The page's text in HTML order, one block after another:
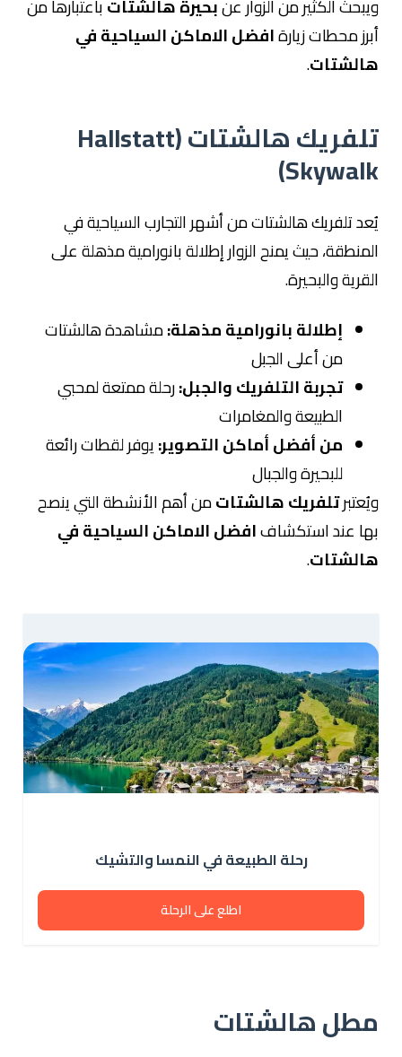
ويبحث الكثير من الزوار عنبحيرة هالشتاتباعتبارها من
أبرز محطات زيارةافضل الاماكن السياحية في
هالشتات.
تلفريك هالشتات (Hallstatt
Skywalk)
يُعد تلفريك هالشتات من أشهر التجارب السياحية في
المنطقة، حيث يمنح الزوار إطلالة بانورامية مذهلة على
القرية والبحيرة.
إطلالة بانورامية مذهلة:مشاهدة هالشتات
من أعلى الجبل
تجربة التلفريك والجبل:رحلة ممتعة لمحبي
الطبيعة والمغامرات
من أفضل أماكن التصوير:يوفر لقطات رائعة
للبحيرة والجبال
ويُعتبرتلفريك هالشتاتمن أهم الأنشطة التي ينصح
بها عند استكشافافضل الاماكن السياحية في
هالشتات.
رحلة الطبيعة في النمسا والتشيك
اطلع على الرحلة
مطل هالشتات